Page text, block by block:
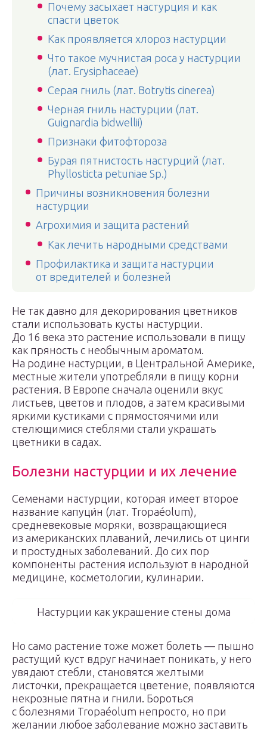
Почему засыхает настурция и как
спасти цветок
Как проявляется хлороз настурции
Что такое мучнистая роса у настурции
(лат. Erysiphaceae)
Серая гниль (лат. Botrytis cinerea)
Черная гниль настурции (лат.
Guignardia bidwellii)
Признаки фитофтороза
Бурая пятнистость настурций (лат.
Phyllosticta petuniae Sp.)
Причины возникновения болезни
настурции
Агрохимия и защита растений
Как лечить народными средствами
Профилактика и защита настурции
от вредителей и болезней
Не так давно для декорирования цветников
стали использовать кусты настурции.
До 16 века это растение использовали в пищу
как пряность с необычным ароматом.
На родине настурции, в Центральной Америке,
местные жители употребляли в пищу корни
растения. В Европе сначала оценили вкус
листьев, цветов и плодов, а затем красивыми
яркими кустиками с прямостоячими или
стелющимися стеблями стали украшать
цветники в садах.
Болезни настурции и их лечение
Семенами настурции, которая имеет второе
название капуци́н (лат. Tropaéolum),
средневековые моряки, возвращающиеся
из американских плаваний, лечились от цинги
и простудных заболеваний. До сих пор
компоненты растения используют в народной
медицине, косметологии, кулинарии.
Настурции как украшение стены дома
Но само растение тоже может болеть — пышно
растущий куст вдруг начинает поникать, у него
увядают стебли, становятся желтыми
листочки, прекращается цветение, появляются
некрозные пятна и гнили. Бороться
с болезнями Tropaéolum непросто, но при
желании любое заболевание можно заставить